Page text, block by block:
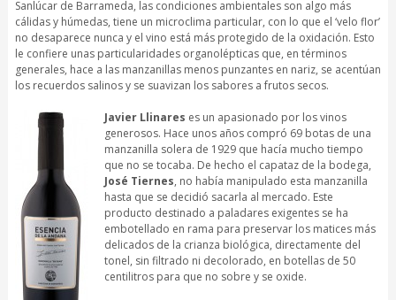
Sanlúcar de Barrameda, las condiciones ambientales son algo más
cálidas y húmedas, tiene un microclima particular, con lo que el ‘velo flor’
no desaparece nunca y el vino está más protegido de la oxidación. Esto
le confiere unas particularidades organolépticas que, en términos
generales, hace a las manzanillas menos punzantes en nariz, se acentúan
los recuerdos salinos y se suavizan los sabores a frutos secos.
Javier Llinares es un apasionado por los vinos
generosos. Hace unos años compró 69 botas de una
manzanilla solera de 1929 que hacía mucho tiempo
que no se tocaba. De hecho el capataz de la bodega,
José Tiernes, no había manipulado esta manzanilla
hasta que se decidió sacarla al mercado. Este
producto destinado a paladares exigentes se ha
embotellado en rama para preservar los matices más
delicados de la crianza biológica, directamente del
tonel, sin filtrado ni decolorado, en botellas de 50
centilitros para que no sobre y se oxide.